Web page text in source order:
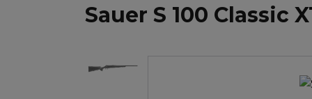
Sauer S 100 Classic